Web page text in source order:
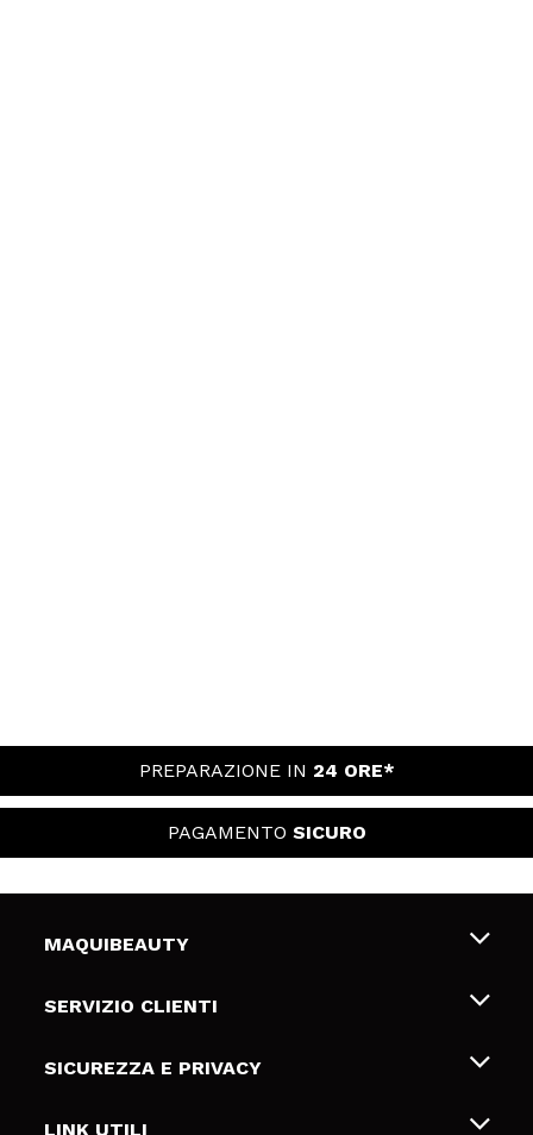
PREPARAZIONE IN 24 ORE*
PAGAMENTO SICURO
MAQUIBEAUTY
Chi siamo
Gift Cards
SERVIZIO CLIENTI
Spedizioni & Resi
Metodi di pagamamento
SICUREZZA E PRIVACY
Termini e condizioni
LINK UTILI